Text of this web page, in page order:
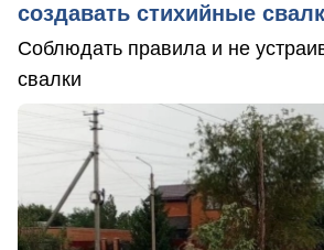
создавать стихийные
Соблюдать правила и не
свалки